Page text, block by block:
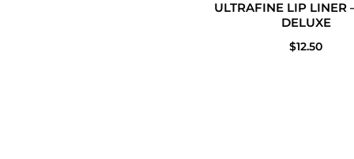
ULTRAFINE LIP LINER
DELUXE
$12.50